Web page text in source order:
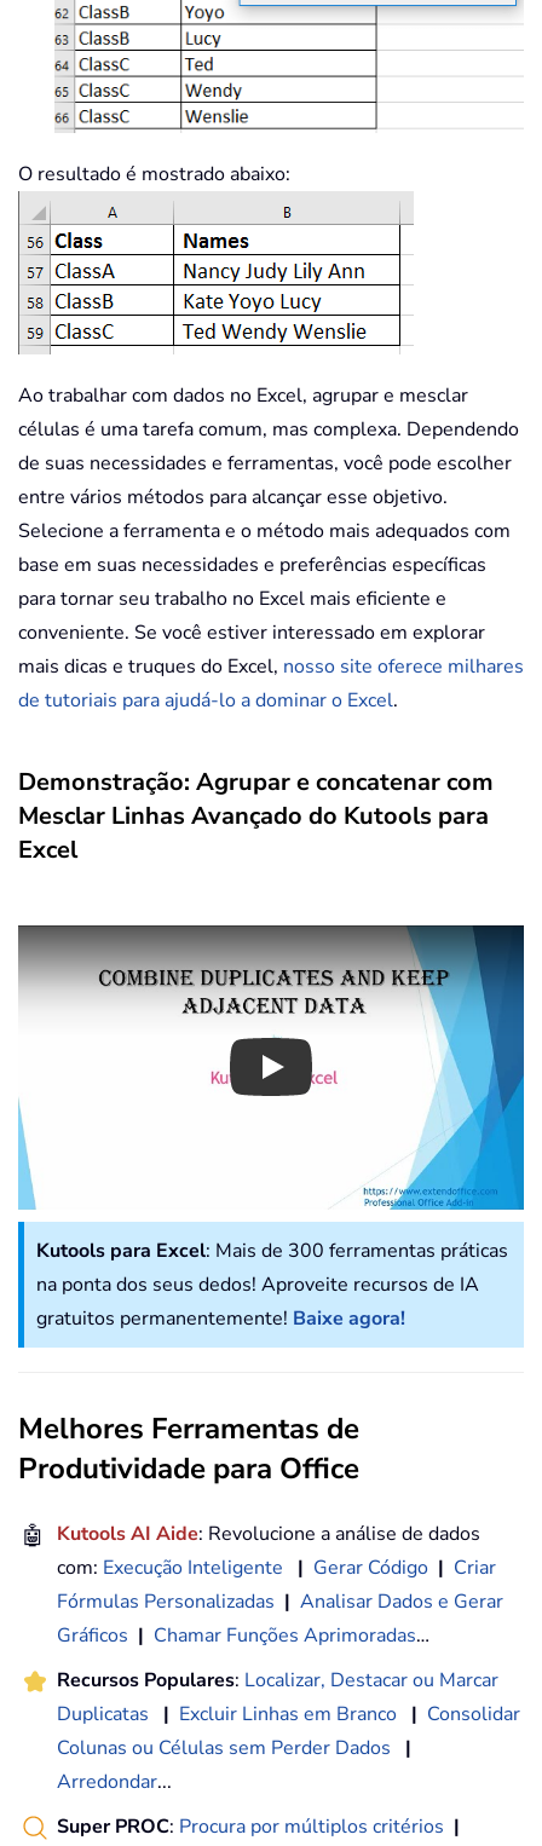
O resultado é mostrado abaixo:
Ao trabalhar com dados no Excel, agrupar e mesclar
células é uma tarefa comum, mas complexa. Dependendo
de suas necessidades e ferramentas, você pode escolher
entre vários métodos para alcançar esse objetivo.
Selecione a ferramenta e o método mais adequados com
base em suas necessidades e preferências específicas
para tornar seu trabalho no Excel mais eficiente e
conveniente. Se você estiver interessado em explorar
mais dicas e truques do Excel, nosso site oferece milhares
de tutoriais para ajudá-lo a dominar o Excel.
Demonstração: Agrupar e concatenar com
Mesclar Linhas Avançado do Kutools para
Excel
Play
Kutools para Excel: Mais de 300 ferramentas práticas
na ponta dos seus dedos! Aproveite recursos de IA
gratuitos permanentemente! Baixe agora!
Melhores Ferramentas de
Produtividade para Office
🤖 Kutools AI Aide: Revolucione a análise de dados
com: Execução Inteligente | Gerar Código | Criar
Fórmulas Personalizadas | Analisar Dados e Gerar
Gráficos | Chamar Funções Aprimoradas…
Recursos Populares: Localizar, Destacar ou Marcar
Duplicatas
| Excluir Linhas em Branco | Consolidar
Colunas ou Células sem Perder Dados
|
Arredondar...
Super PROC: Procura por múltiplos critérios |